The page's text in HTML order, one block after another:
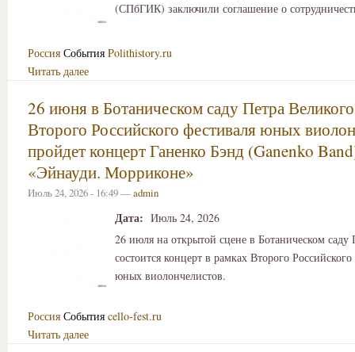
(СПбГИК) заключили соглашение о
Россия События Polithistory.ru
Читать далее
26 июня в Ботаническом саду Петра
Второго Российского фестиваля юных
пройдет концерт Ганенко Бэнд (Ganenko
«Эйнауди. Морриконе»
Июль 24, 2026 - 16:49 —admin
Дата: Июль 24, 2026
26 июля на открытой сцене в Ботаническом саду
состоится концерт в рамках Второго
юных виолончелистов.
Россия События cello-fest.ru
Читать далее